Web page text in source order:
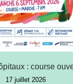
: course
17 juillet 2026